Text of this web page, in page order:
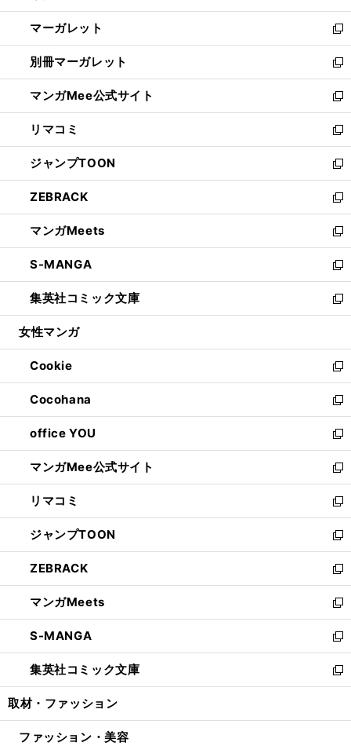
開
く
ウ
で
開
く
ン
ド
ウ
で
開
く
し
い
ウ
ィ
ン
ド
ウ
で
開
く
マーガレット
新
し
い
ウ
ィ
ン
ド
ウ
で
開
く
別冊マーガレット
新
し
い
ウ
ィ
ン
ド
ウ
で
開
く
マンガMee公式サイト
新
し
い
ウ
ィ
ン
ド
ウ
で
開
く
リマコミ
新
し
い
ウ
ィ
ン
ド
ウ
で
開
く
ジャンプTOON
新
し
い
ウ
ィ
ン
ド
ウ
で
開
ZEBRACK
新
し
い
ウ
ィ
ン
ド
ウ
開
く
マンガMeets
新
し
い
ウ
ィ
ン
ウ
で
開
く
S-MANGA
新
し
い
ウ
ン
ド
ウ
で
開
く
集英社コミック文庫
新
し
ウ
ィ
ン
ド
ウ
で
開
く
女性マンガ
Cookie
新
し
い
ウ
ィ
ン
ド
ウ
で
開
く
Cocohana
新
し
い
ウ
ィ
ン
ド
ウ
で
開
く
office YOU
新
し
い
ウ
ィ
ン
ド
ウ
で
開
く
マンガMee公式サイト
新
し
い
ウ
ィ
ン
ド
ウ
で
開
く
リマコミ
新
し
い
ウ
ィ
ン
ド
ウ
で
開
く
ジャンプTOON
新
し
い
ウ
ィ
ン
ド
ウ
で
開
ZEBRACK
新
し
い
ウ
ィ
ン
ド
ウ
開
マンガMeets
新
し
い
ウ
ィ
ン
ウ
S-MANGA
新
し
い
ウ
ン
集英社コミック文庫
新
し
ウ
取材・ファッション
ファッション・美容